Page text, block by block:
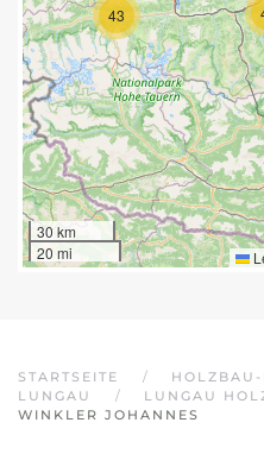
43
30 km
20 mi
STARTSEITE
HOLZBAU-
LUNGAU
LUNGAU
WINKLER JOHANNES